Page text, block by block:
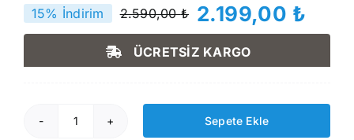
2.590,00₺
Orijinal
fiyat:
2.590,00 ₺.
2.199,00 ₺
Şu
andaki
fiyat:
2.199,00 ₺.
15% İndirim
ÜCRETSİZ KARGO
Rizline-
Sepete Ekle